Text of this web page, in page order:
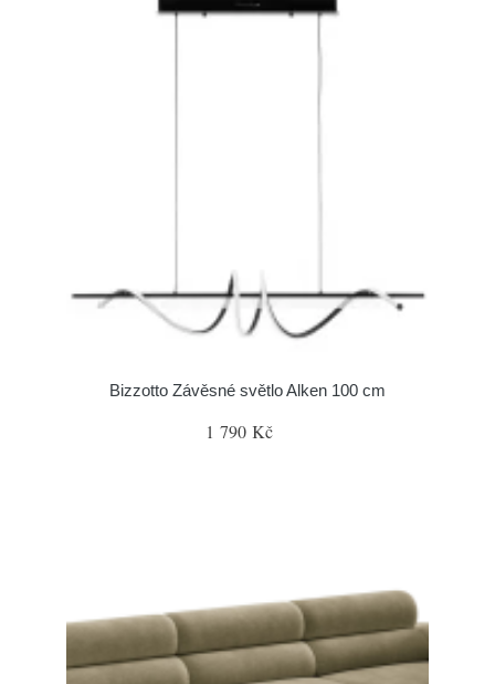
Bizzotto Závěsné světlo Alken 100 cm
1 790 Kč